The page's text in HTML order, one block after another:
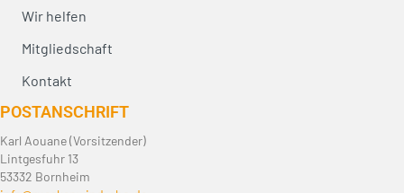
Wir helfen
Mitgliedschaft
Kontakt
POST­ANSCHRIFT
Karl Aouane (Vorsitzender)
Lintgesfuhr 13
53332 Bornheim